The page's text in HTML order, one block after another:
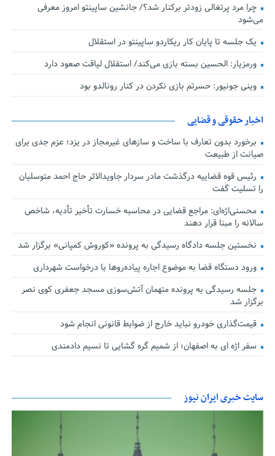
چرا مرد پرتغالی زودتر برکنار شد؟/ جانشین ساپینتو امروز معرفی
می‌شود
یک جلسه تا پایان کار ریکاردو ساپینتو در استقلال
ورمزیار: الحسین بسته بازی می‌کند/ استقلال لیاقت صعود دارد
وینی جونیور: حسرتم بازی نکردن در کنار رونالدو بود
اخبار حقوقی و قضایی
برخورد بدون تعارف با ساخت‌ و سازهای غیرمجاز در یزد؛ عزم جدی برای
صیانت از طبیعت
رئیس قوه قضاییه درگذشت مادر سردار جاویدالاثر حاج احمد متوسلیان
را تسلیت گفت
محسنی‌اژه‌ای: مراجع قضایی در محاسبه خسارت تأخیر تأدیه، شاخص
سالانه را مبنا قرار دهند
نخستین جلسه دادگاه رسیدگی به پرونده «کوروش کمپانی» برگزار شد
ورود دستگاه قضا به موضوع اجاره پیاده‌روها با درخواست شهرداری
جلسه رسیدگی به پرونده متهمان آتش‌سوزی مسجد جعفری کوی نصر
برگزار شد
قیمت‌گذاری خودرو نباید خارج از ضوابط قانونی انجام شود
سفر اژه ای به اصفهان؛ از شمیم گره گشایی تا نسیم دادمندی
سایت خبری ایران نیوز